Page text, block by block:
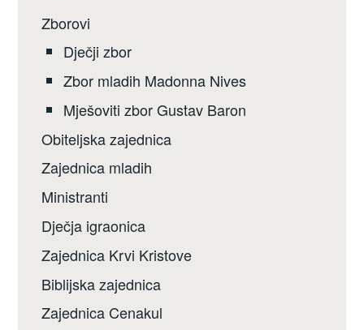
Zborovi
Dječji zbor
Zbor mladih Madonna Nives
Mješoviti zbor Gustav Baron
Obiteljska zajednica
Zajednica mladih
Ministranti
Dječja igraonica
Zajednica Krvi Kristove
Biblijska zajednica
Zajednica Cenakul